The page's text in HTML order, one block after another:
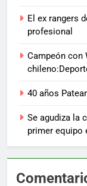
El ex rangers
profesional
Campeón con
40 años
Se agudiza la
primer equipo